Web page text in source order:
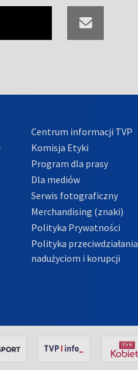
Centrum informacji TVP
Komisja Etyki
Program dla prasy
Dla mediów
Serwis fotograficzny
Merchandising (znaki)
Polityka Prywatności
Polityka przeciwdziałania
nadużyciom i korupcji